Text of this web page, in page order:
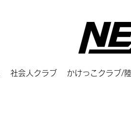
社会人クラブ かけっこクラブ/